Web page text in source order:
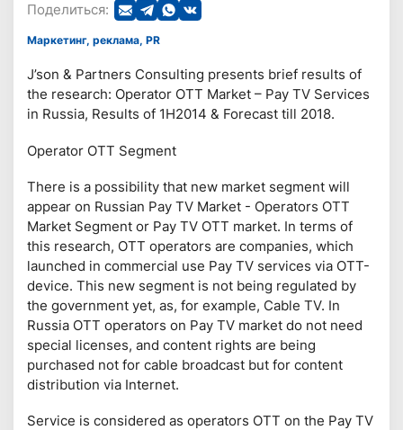
Поделиться:
Маркетинг, реклама, PR
J’son & Partners Consulting presents brief results of
the research: Operator OTT Market – Pay TV Services
in Russia, Results of 1H2014 & Forecast till 2018.
Operator OTT Segment
There is a possibility that new market segment will
appear on Russian Pay TV Market - Operators OTT
Market Segment or Pay TV OTT market. In terms of
this research, OTT operators are companies, which
launched in commercial use Pay TV services via OTT-
device. This new segment is not being regulated by
the government yet, as, for example, Cable TV. In
Russia OTT operators on Pay TV market do not need
special licenses, and content rights are being
purchased not for cable broadcast but for content
distribution via Internet.
Service is considered as operators OTT on the Pay TV